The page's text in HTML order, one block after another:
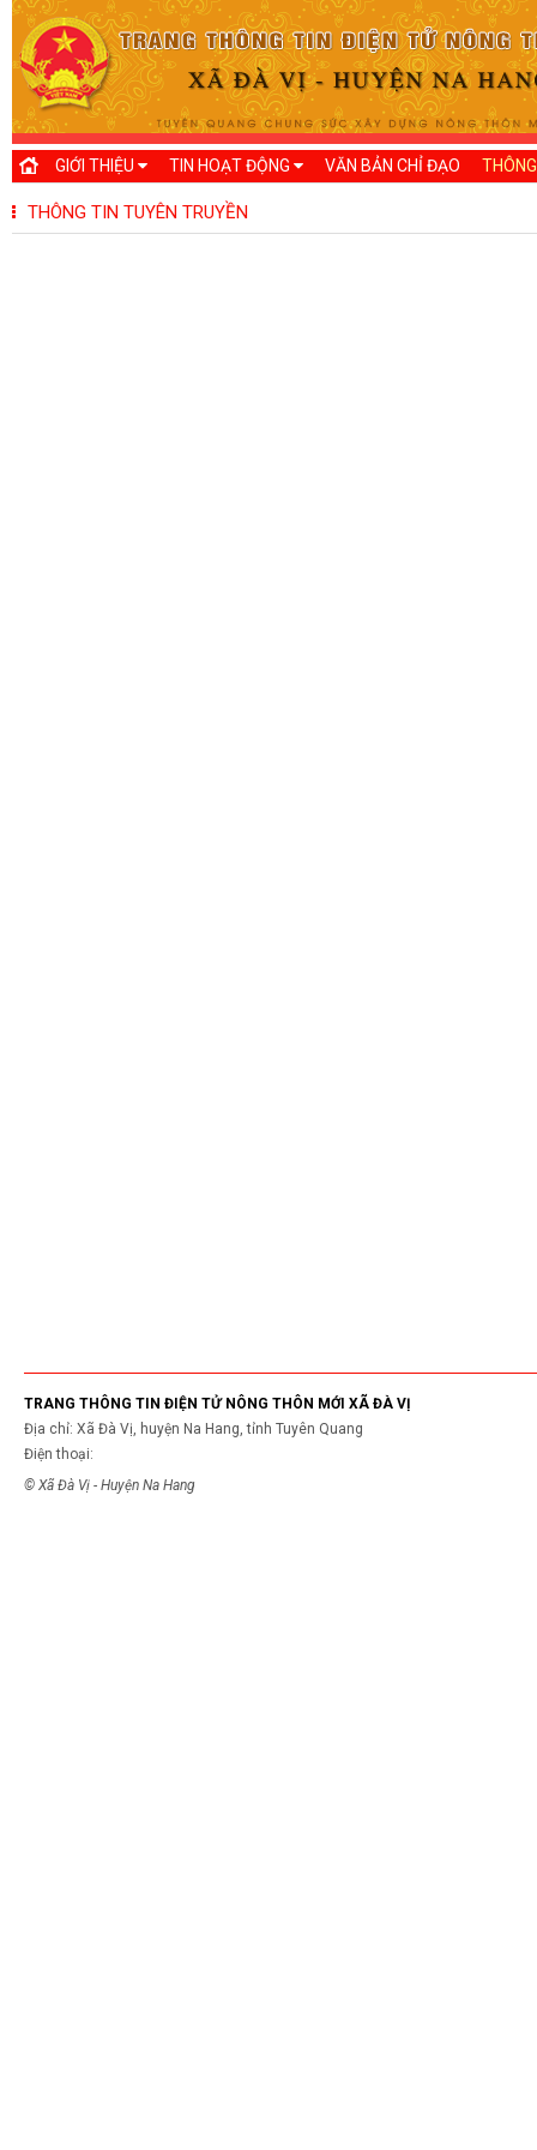
GIỚI THIỆU TIN HOẠT ĐỘNG VĂN BẢN CHỈ ĐẠO
THÔNG TIN TUYÊN TRUYỀN
TRANG THÔNG TIN ĐIỆN TỬ NÔNG THÔN MỚI XÃ ĐÀ VỊ
Địa chỉ: Xã Đà Vị, huyện Na Hang, tỉnh Tuyên Quang
Điện thoại:
© Xã Đà Vị - Huyện Na Hang